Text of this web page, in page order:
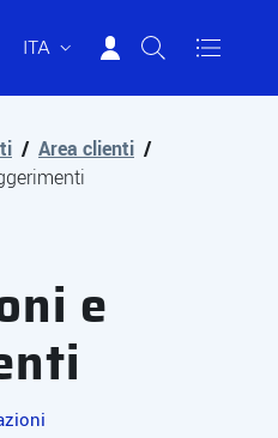
ITA
/ Area clienti /
e